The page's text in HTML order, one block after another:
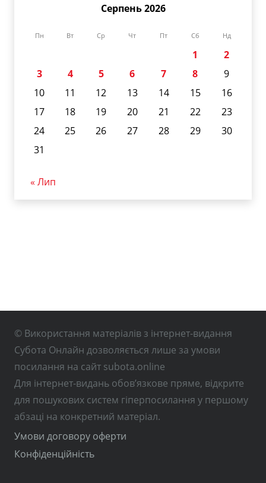
Серпень 2026
Пн Вт Ср Чт Пт Сб Нд
1
2
3
4 5 6 7 8
9
10
11 12 13 14 15
16
17
18 19 20 21 22
23
24
25 26 27 28 29
30
31
« Лип
© Використання матеріалів з інтернет-видання
Субота Онлайн дозволяється лише за умови
посилання на сайт subota.online
Для інтернет-видань обов’язкове пряме, відкрите
для пошукових систем гіперпосилання у першому
абзаці на конкретний матеріал.
Умови договору оферти
Конфіденційність